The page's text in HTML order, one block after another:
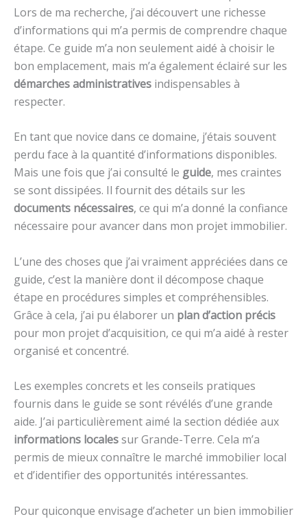
Lors de ma recherche, j’ai découvert une richesse
d’informations qui m’a permis de comprendre chaque
étape. Ce guide m’a non seulement aidé à choisir le
bon emplacement, mais m’a également éclairé sur les
démarches administratives indispensables à
respecter.
En tant que novice dans ce domaine, j’étais souvent
perdu face à la quantité d’informations disponibles.
Mais une fois que j’ai consulté le guide, mes craintes
se sont dissipées. Il fournit des détails sur les
documents nécessaires, ce qui m’a donné la confiance
nécessaire pour avancer dans mon projet immobilier.
L’une des choses que j’ai vraiment appréciées dans ce
guide, c’est la manière dont il décompose chaque
étape en procédures simples et compréhensibles.
Grâce à cela, j’ai pu élaborer un plan d’action précis
pour mon projet d’acquisition, ce qui m’a aidé à rester
organisé et concentré.
Les exemples concrets et les conseils pratiques
fournis dans le guide se sont révélés d’une grande
aide. J’ai particulièrement aimé la section dédiée aux
informations localessur Grande-Terre. Cela m’a
permis de mieux connaître le marché immobilier local
et d’identifier des opportunités intéressantes.
Pour quiconque envisage d’acheter un bien immobilier